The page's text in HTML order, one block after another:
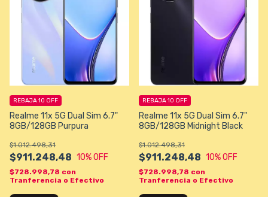
Realme 11x 5G Dual Sim 6.7"
8GB/128GB Purpura
$911.248,48
$1.012.498,31
10% OFF
REBAJA 10 OFF
$728.998,78 con
Tranferencia o Efectivo
Realme 11x 5G Dual Sim 6.7"
8GB/128GB Midnight Black
$911.248,48
$1.012.498,31
10% OFF
REBAJA 10 OFF
$728.998,78 con
Tranferencia o Efectivo